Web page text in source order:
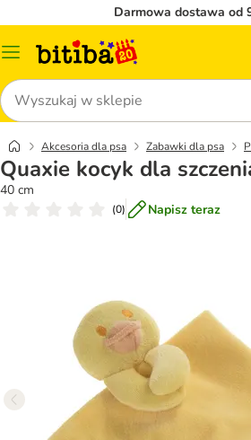
Darmowa dostawa od
Menu
Szukaj
Akcesoria dla psa Zabawki dla psa
Quaxie kocyk dla
40 cm
(0) Napisz teraz